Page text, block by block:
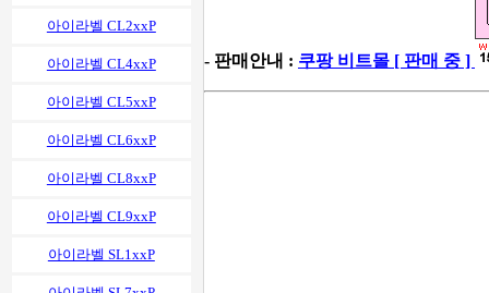
아이라벨 CL2xxP
아이라벨 CL4xxP
아이라벨 CL5xxP
아이라벨 CL6xxP
아이라벨 CL8xxP
아이라벨 CL9xxP
아이라벨 SL1xxP
- 판매안내 : 쿠팡 비트몰 [ 판매 중 ]